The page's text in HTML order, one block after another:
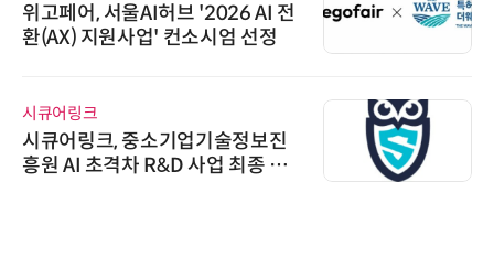
위고페어, 서울AI허브 '2026 AI 전
환(AX) 지원사업' 컨소시엄 선정
시큐어링크
시큐어링크, 중소기업기술정보진
흥원 AI 초격차 R&D 사업 최종 선